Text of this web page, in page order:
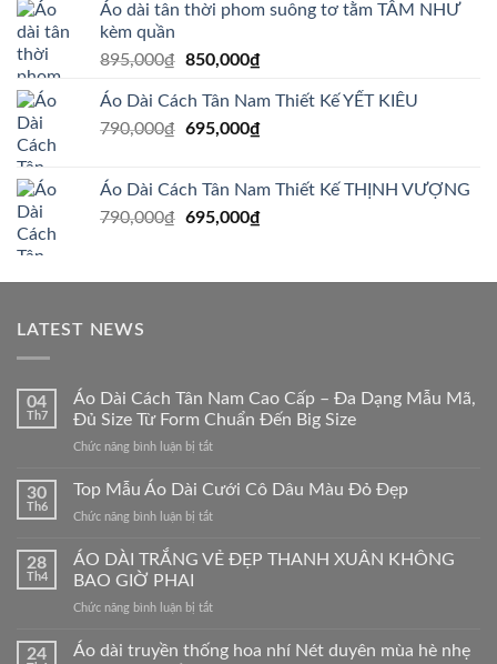
695,000₫.là:
Áo dài tân thời phom suông tơ tằm TÂM NHƯ
kèm quần
895,000₫ Giá
là:
895,000₫.
850,000₫Giá
tại
là:
Áo Dài Cách Tân Nam Thiết Kế YẾT KIÊU
790,000₫ Giá
790,000₫.
695,000₫Giá
là:
695,000₫.
Áo Dài Cách Tân Nam Thiết Kế THỊNH VƯỢNG
790,000₫ Giá
790,000₫.
695,000₫Giá
là:
LATEST NEWS
04
Th7
Áo Dài Cách Tân Nam Cao Cấp – Đa Dạng Mẫu Mã,
Đủ Size Từ Form Chuẩn Đến Big Size
Chức năng bình luận bị tắtở
Dài
Tân
Cao
Đa
Mẫu
30
Th6
Top Mẫu Áo Dài Cưới Cô Dâu Màu Đỏ Đẹp
Chức năng bình luận bị tắtở
Mẫu
Cưới
Dâu
28
Th4
ÁO DÀI TRẮNG VẺ ĐẸP THANH XUÂN KHÔNG
BAO GIỜ PHAI
Chức năng bình luận bị tắtở
24
Áo dài truyền thống hoa nhí Nét duyên mùa hè nhẹ